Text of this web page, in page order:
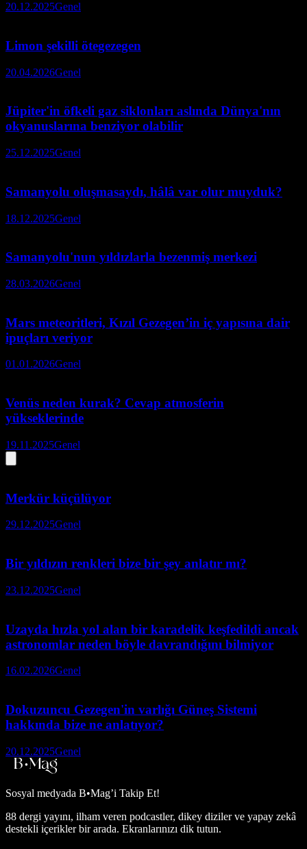
20.12.2025Genel
Limon şekilli ötegezegen
20.04.2026Genel
Jüpiter'in öfkeli gaz siklonları aslında Dünya'nın
okyanuslarına benziyor olabilir
25.12.2025Genel
Samanyolu oluşmasaydı, hâlâ var olur muyduk?
18.12.2025Genel
Samanyolu'nun yıldızlarla bezenmiş merkezi
28.03.2026Genel
Mars meteoritleri, Kızıl Gezegen’in iç yapısına dair
ipuçları veriyor
01.01.2026Genel
Venüs neden kurak? Cevap atmosferin
yükseklerinde
19.11.2025Genel
Merkür küçülüyor
29.12.2025Genel
Bir yıldızın renkleri bize bir şey anlatır mı?
23.12.2025Genel
Uzayda hızla yol alan bir karadelik keşfedildi ancak
astronomlar neden böyle davrandığını bilmiyor
16.02.2026Genel
Dokuzuncu Gezegen'in varlığı Güneş Sistemi
hakkında bize ne anlatıyor?
20.12.2025Genel
Sosyal medyada B•Mag’i Takip Et!
88 dergi yayını, ilham veren podcastler, dikey diziler ve yapay zekâ
destekli içerikler bir arada. Ekranlarınızı dik tutun.